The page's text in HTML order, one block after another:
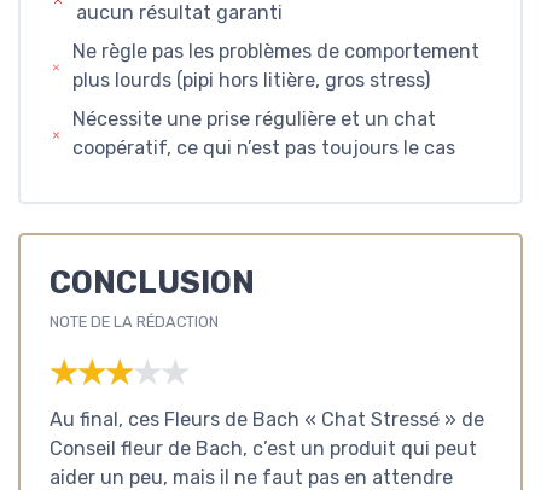
aucun résultat garanti
Ne règle pas les problèmes de comportement
plus lourds (pipi hors litière, gros stress)
Nécessite une prise régulière et un chat
coopératif, ce qui n’est pas toujours le cas
CONCLUSION
NOTE DE LA RÉDACTION
★★★★★
★★★★★
Au final, ces Fleurs de Bach « Chat Stressé » de
Conseil fleur de Bach, c’est un produit qui peut
aider un peu, mais il ne faut pas en attendre